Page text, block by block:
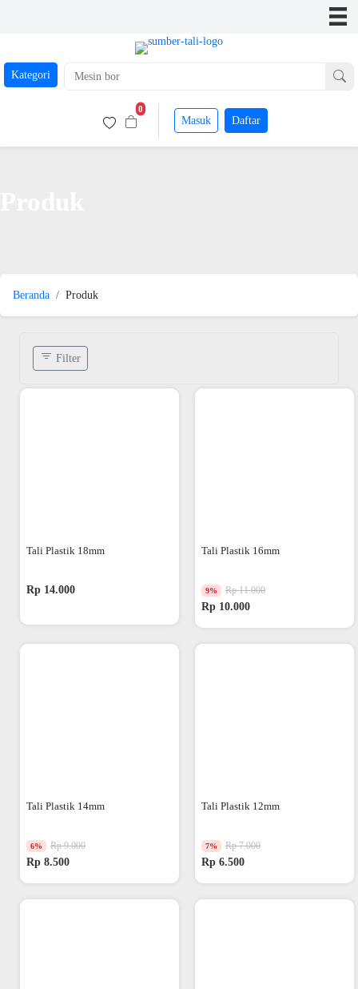
Kategori
0
Masuk Daftar
Beranda Produk
Filter
Tali Plastik 18mm
Rp 14.000
Tali Plastik 16mm
9% Rp 11.000
Rp 10.000
Tali Plastik 14mm
6% Rp 9.000
Rp 8.500
Tali Plastik 12mm
7% Rp 7.000
Rp 6.500